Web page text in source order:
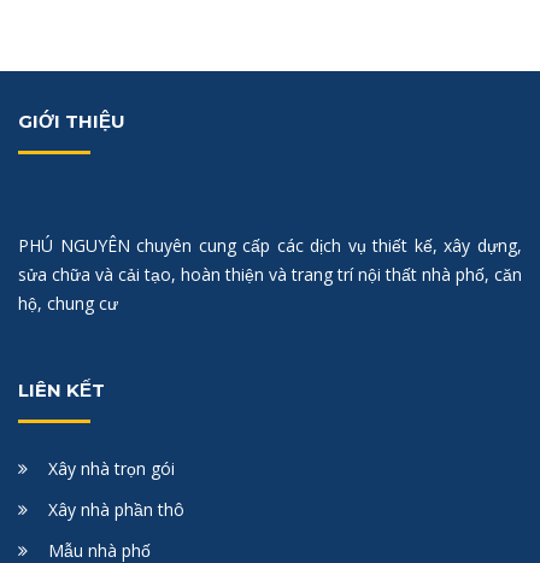
GIỚI THIỆU
PHÚ NGUYÊN chuyên cung cấp các dịch vụ thiết kế, xây dựng,
sửa chữa và cải tạo, hoàn thiện và trang trí nội thất nhà phố, căn
hộ, chung cư
LIÊN KẾT
Xây nhà trọn gói
Xây nhà phần thô
Mẫu nhà phố